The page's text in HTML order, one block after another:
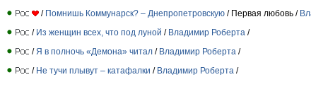
/ Помнишь Коммунарск? – Днепропетровскую / Первая любовь /
/ Из женщин всех, что под луной / Владимир Роберта /
/ Я в полночь «Демона» читал / Владимир Роберта /
/ Не тучи плывут – катафалки / Владимир Роберта /